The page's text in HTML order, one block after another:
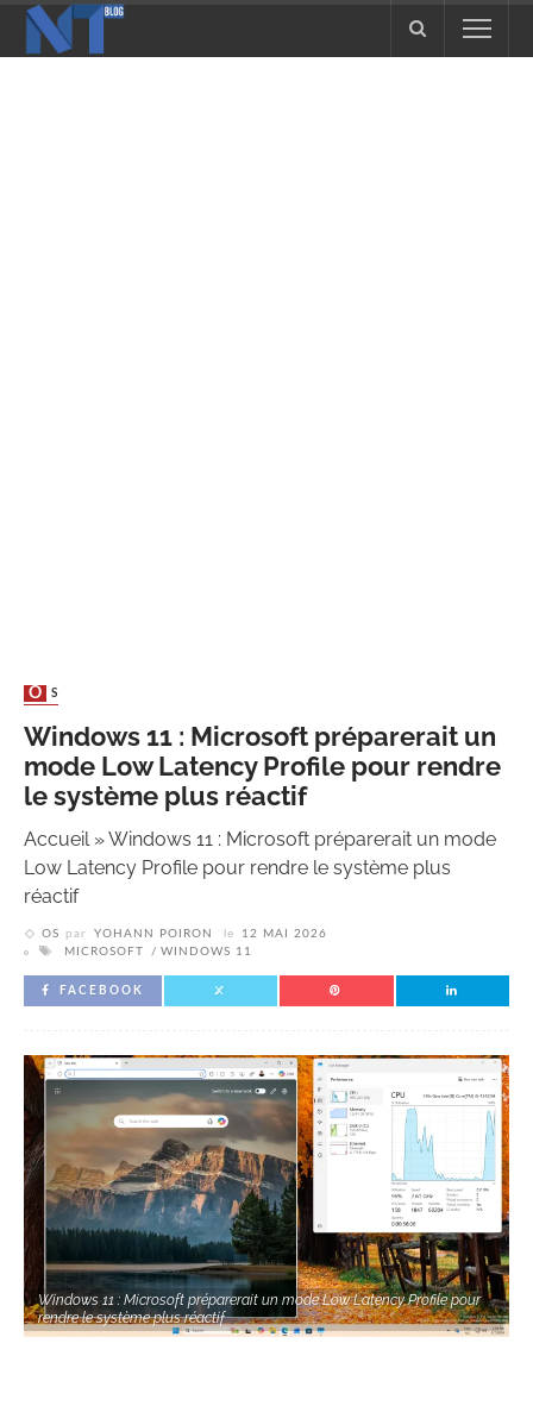
OS
Windows 11 : Microsoft préparerait un
mode Low Latency Profile pour rendre
le système plus réactif
Accueil»Windows 11 : Microsoft préparerait un mode
Low Latency Profile pour rendre le système plus
réactif
OS par YOHANN POIRON le
12 MAI 2026
MICROSOFT
WINDOWS 11
FACEBOOK
Windows 11 : Microsoft préparerait un mode Low Latency Profile pour
rendre le système plus réactif